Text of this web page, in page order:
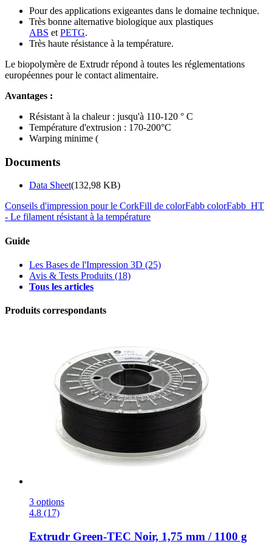
Pour des applications exigeantes dans le domaine technique.
Très bonne alternative biologique aux plastiques
ABS et PETG.
Très haute résistance à la température.
Le biopolymère de Extrudr répond à toutes les réglementations
européennes pour le contact alimentaire.
Avantages :
Résistant à la chaleur : jusqu'à 110-120 ° C
Température d'extrusion : 170-200°C
Warping minime (
Documents
Data Sheet(132,98 KB)
Conseils d'impression pour le CorkFill de colorFabb colorFabb_HT
- Le filament résistant à la température
Guide
Les Bases de l'Impression 3D (25)
Avis & Tests Produits (18)
Tous les articles
Produits correspondants
3 options
4.8 (17)
Extrudr Green-​TEC Noir, 1,75 mm / 1100 g